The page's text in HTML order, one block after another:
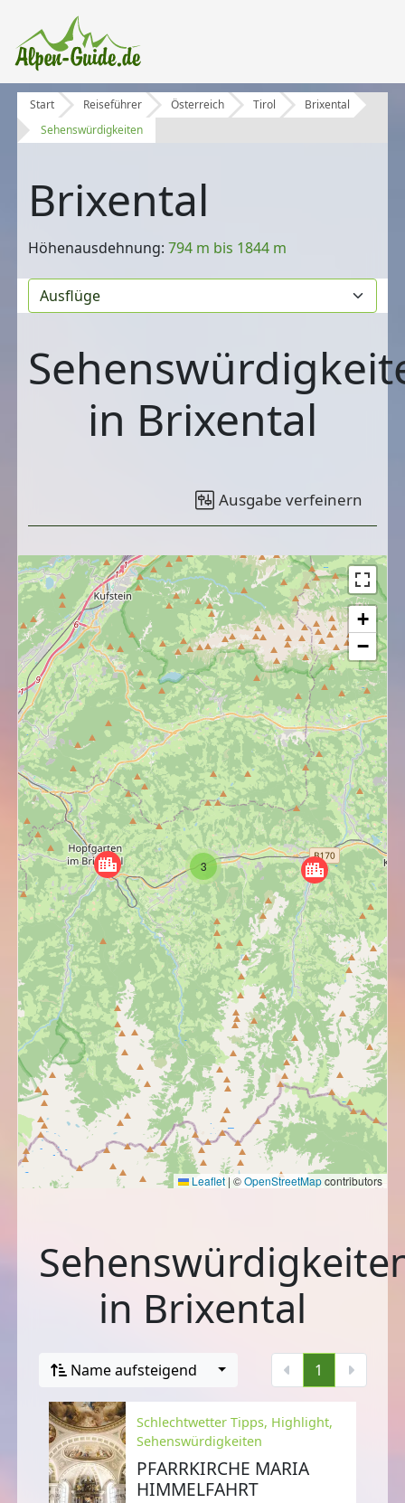
Start Reiseführer Österreich Tirol
Brixental
Sehenswürdigkeiten
Brixental
Höhenausdehnung:794 m bis 1844 m
in Brixental
Ausgabe verfeinern
3
+
−
Leaflet | ©OpenStreetMapcontributors
in Brixental
Name aufsteigend 1
Schlechtwetter Tipps, Highlight,
Sehenswürdigkeiten
PFARRKIRCHE MARIA
HIMMELFAHRT